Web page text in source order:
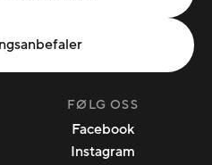
FØLG OSS
Facebook
Instagram